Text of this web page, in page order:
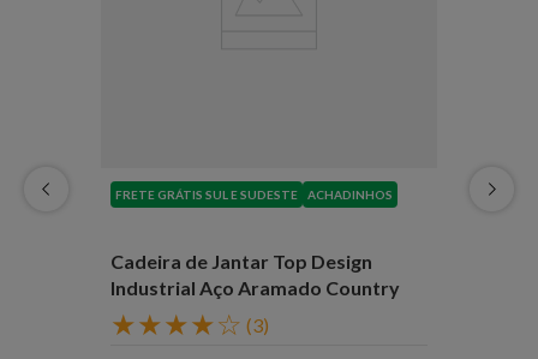
FRETE GRÁTIS SUL E SUDESTE ACHADINHOS
Cadeira de Jantar Top Design
Industrial Aço Aramado Country
★★★★☆ (3)